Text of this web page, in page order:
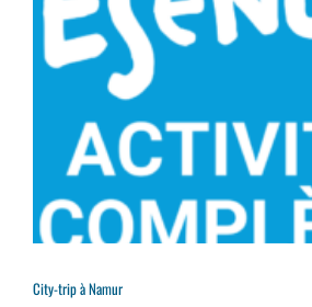
City-trip à Namur